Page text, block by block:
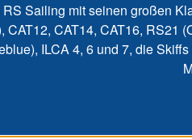
Sailing mit seinen großen
CAT14, CAT16,
ILCA 4, 6 und 7, die